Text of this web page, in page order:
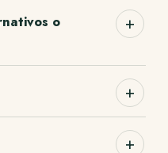
o